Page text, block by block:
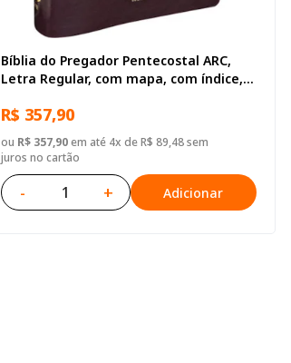
Bíblia do Pregador Pentecostal ARC,
Letra Regular, com mapa, com índice,
Sintético Vinho
R$ 357,90
ou R$ 357,90em até 4x de R$ 89,48 sem
juros no cartão
- + Adicionar